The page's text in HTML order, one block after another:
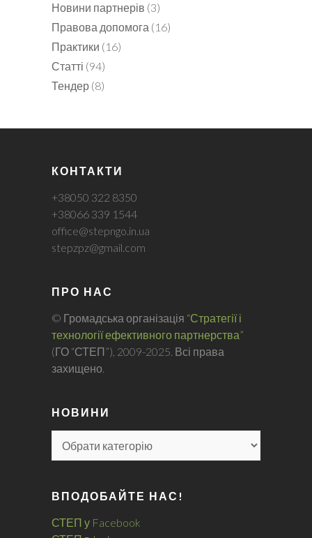
Новини партнерів (3)
Правова допомога (16)
Практики (16)
Статті (94)
Тендер (8)
КОНТАКТИ
+38050 322 8350
+38066 339 1544
office@stepngo.in.ua
stepzpz@gmail.com
ПРО НАС
© Громадська організація “Стратегії і
технології ефективного партнерства”
(ГО “СТЕП”), 2009-2025. Всі права
захищено.
НОВИНИ
ВПОДОБАЙТЕ НАС!
СТЕП у Facebook